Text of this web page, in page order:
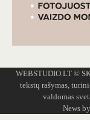
WEBSTUDIO.LT ©
tekstų rašymas,
valdomas
News by